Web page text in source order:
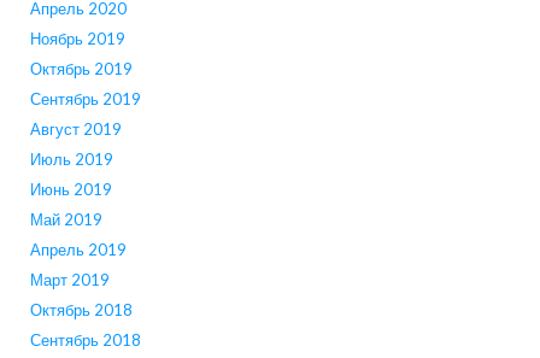
Апрель 2020
Ноябрь 2019
Октябрь 2019
Сентябрь 2019
Август 2019
Июль 2019
Июнь 2019
Май 2019
Апрель 2019
Март 2019
Октябрь 2018
Сентябрь 2018